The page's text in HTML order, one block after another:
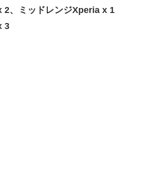
、ミッドレンジXperia x 1
3